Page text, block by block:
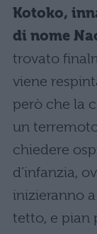
Kotoko,
di nome
trovato
viene
però che la
un
chiedere
d’infanzia,
inizieranno
tetto, e pian